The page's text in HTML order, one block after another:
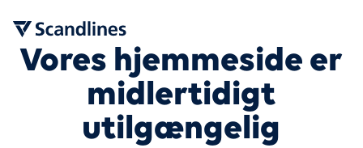
Vores hjemmeside er
midlertidigt
utilgængelig